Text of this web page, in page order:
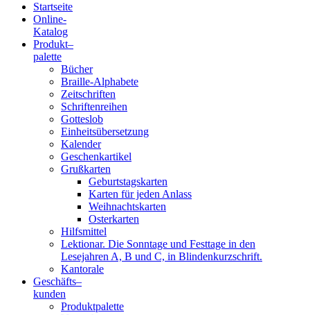
Blindenschrift-
Verlag
Druckerei
gGmbH
Startseite
Online-
Katalog
Produkt–
palette
Bücher
Braille-Alphabete
Zeitschriften
Schriftenreihen
Gotteslob
Einheitsübersetzung
Kalender
Geschenkartikel
Grußkarten
Geburtstagskarten
Karten für jeden Anlass
Weihnachtskarten
Osterkarten
Hilfsmittel
Lektionar. Die Sonntage und Festtage in den
Lesejahren A, B und C, in Blindenkurzschrift.
Kantorale
Geschäfts­–
kunden
Produktpalette